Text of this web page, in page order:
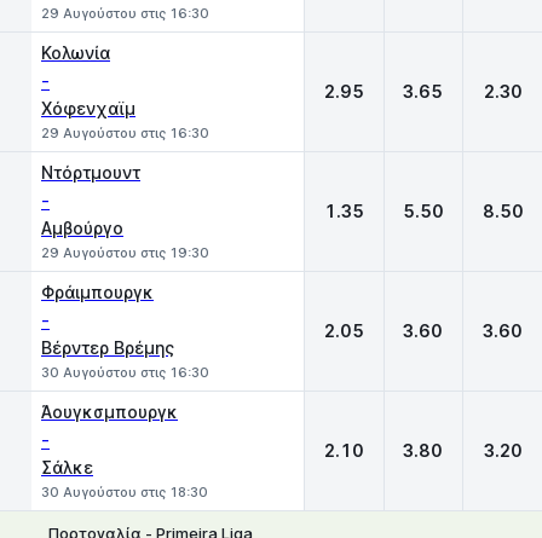
29 Αυγούστου στις 16:30
Κολωνία
-
Χόφενχαϊμ
29 Αυγούστου στις 16:30
2.95 3.65 2.30
Ντόρτμουντ
-
Αμβούργο
29 Αυγούστου στις 19:30
1.35 5.50 8.50
Φράιμπουργκ
-
Βέρντερ Βρέμης
30 Αυγούστου στις 16:30
2.05 3.60 3.60
Άουγκσμπουργκ
-
Σάλκε
30 Αυγούστου στις 18:30
2.10 3.80 3.20
Πορτογαλία - Primeira Liga